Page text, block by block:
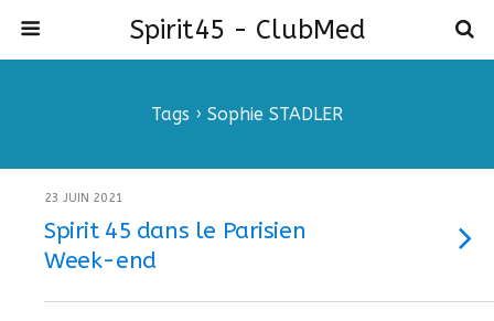
Spirit45 - ClubMed
Tags › Sophie STADLER
23 JUIN 2021
Spirit 45 dans le Parisien
Week-end